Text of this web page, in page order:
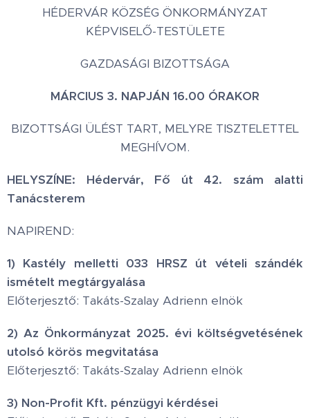
HÉDERVÁR KÖZSÉG ÖNKORMÁNYZAT
KÉPVISELŐ-TESTÜLETE
GAZDASÁGI BIZOTTSÁGA
MÁRCIUS 3. NAPJÁN 16.00 ÓRAKOR
BIZOTTSÁGI ÜLÉST TART, MELYRE TISZTELETTEL
MEGHÍVOM.
HELYSZÍNE: Hédervár, Fő út 42. szám alatti
Tanácsterem
NAPIREND:
1) Kastély melletti 033 HRSZ út vételi szándék
ismételt megtárgyalása
Előterjesztő: Takáts-Szalay Adrienn elnök
2) Az Önkormányzat 2025. évi költségvetésének
utolsó körös megvitatása
Előterjesztő: Takáts-Szalay Adrienn elnök
3) Non-Profit Kft. pénzügyi kérdései